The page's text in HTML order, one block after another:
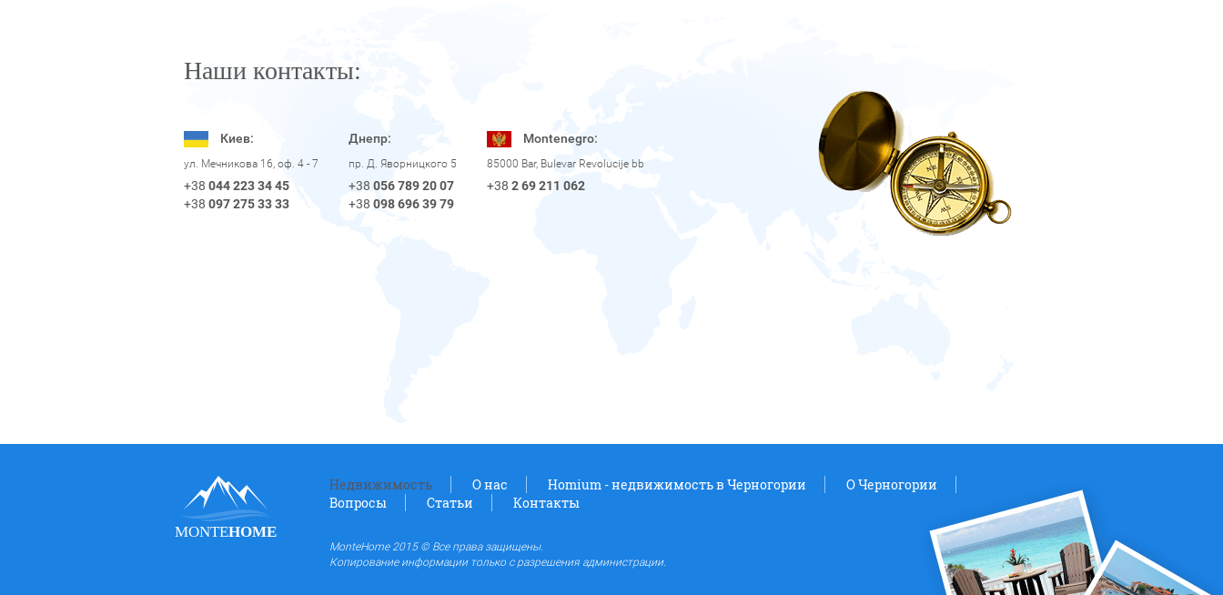
Наши контакты:
Киев:
ул. Мечникова 16, оф. 4 - 7
+38 044 223 34 45
+38 097 275 33 33
Днепр:
пр. Д. Яворницкого 5
+38 056 789 20 07
+38 098 696 39 79
Montenegro:
85000 Bar, Bulevar Revolucije bb
+38 2 69 211 062
MONTEHOME
Недвижимость О нас Homium - недвижимость в Черногории
O Черногории
Вопросы
Статьи Контакты
MonteHome 2015 © Все права защищены.
Копирование информации только с разрешения администрации.